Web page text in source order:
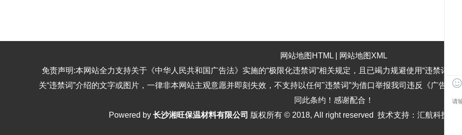
网站地图HTML
网站地图XML
免责声明:本网站全力支持关于《中华人民共和国广告法》实施的“极限化违禁词”相关规定，且已竭力规避使用“违禁词”
关“违禁词”介绍的文字或图片，一律非本网站主观意愿并即刻失效，不支持以任何"违禁词”为借口举报我司违反《广告法
同此条约！感谢配合！
Powered by 长沙湘旺保温材料有限公司 版权所有 © 2018, All right reserved 技术支持：汇航科技 备